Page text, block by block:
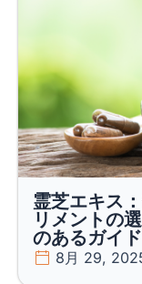
霊芝エキス
リメントの
のあるガイド
8月 29,